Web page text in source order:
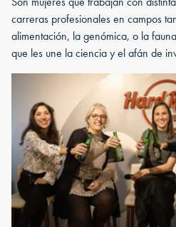
carreras profesionales en campos
alimentación, la genómica, o la
que les une la ciencia y el afán de